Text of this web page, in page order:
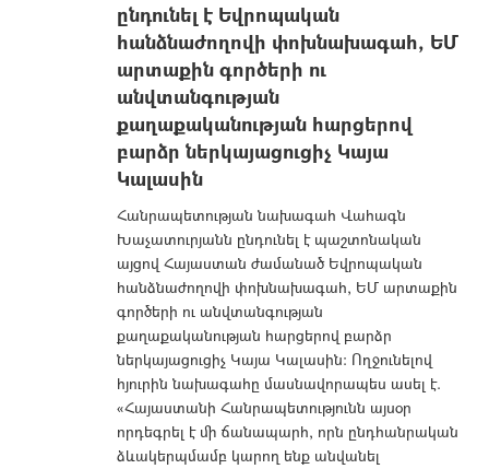
ընդունել է Եվրոպական
հանձնաժողովի փոխնախագահ, ԵՄ
արտաքին գործերի ու
անվտանգության
քաղաքականության հարցերով
բարձր ներկայացուցիչ Կայա
Կալասին
Հանրապետության նախագահ Վահագն
Խաչատուրյանն ընդունել է պաշտոնական
այցով Հայաստան ժամանած Եվրոպական
հանձնաժողովի փոխնախագահ, ԵՄ արտաքին
գործերի ու անվտանգության
քաղաքականության հարցերով բարձր
ներկայացուցիչ Կայա Կալասին: Ողջունելով
հյուրին նախագահը մասնավորապես ասել է.
«Հայաստանի Հանրապետությունն այսօր
որդեգրել է մի ճանապարհ, որն ընդհանրական
ձևակերպմամբ կարող ենք անվանել